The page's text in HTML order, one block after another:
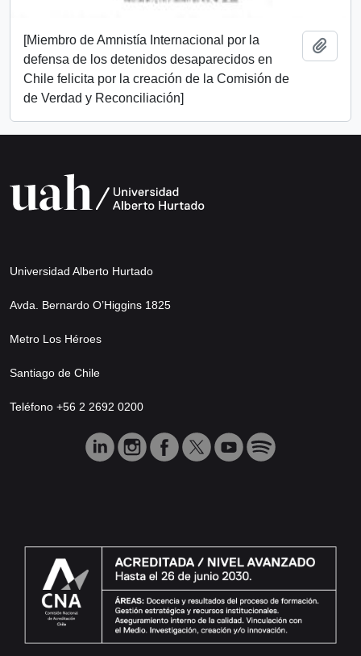
[Miembro de Amnistía Internacional por la
defensa de los detenidos desaparecidos en
Chile felicita por la creación de la Comisión de
de Verdad y Reconciliación]
Universidad Alberto Hurtado
Avda. Bernardo O’Higgins 1825
Metro Los Héroes
Santiago de Chile
Teléfono +56 2 2692 0200